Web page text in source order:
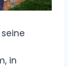
in